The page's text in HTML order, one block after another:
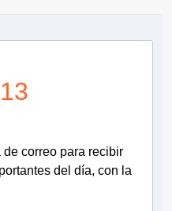
de correo para recibir
del día, con la